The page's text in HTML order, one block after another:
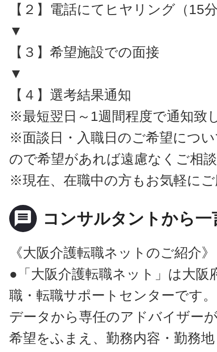
【２】電話にてヒヤリング（15
▼
【３】希望施設での面接
▼
【４】選考結果通知
※最短翌日～1週間程度で通知致
※面談日・入職日のご希望につ
ので希望があれば遠慮なくご相
※現在、在職中の方もお気軽に
message コンサルタントから一
《大阪介護転職ネットのご紹介》
●「大阪介護転職ネット」は大阪
職・転職サポートセンターです
データから専任のアドバイザー
希望をふまえ、勤務内容・勤務